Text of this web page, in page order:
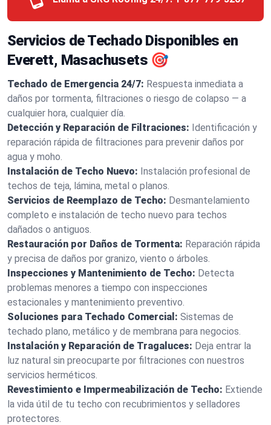
Servicios de Techado Disponibles en
Everett, Masachusets 🎯
Techado de Emergencia 24/7: Respuesta inmediata a
daños por tormenta, filtraciones o riesgo de colapso — a
cualquier hora, cualquier día.
Detección y Reparación de Filtraciones: Identificación y
reparación rápida de filtraciones para prevenir daños por
agua y moho.
Instalación de Techo Nuevo: Instalación profesional de
techos de teja, lámina, metal o planos.
Servicios de Reemplazo de Techo: Desmantelamiento
completo e instalación de techo nuevo para techos
dañados o antiguos.
Restauración por Daños de Tormenta: Reparación rápida
y precisa de daños por granizo, viento o árboles.
Inspecciones y Mantenimiento de Techo: Detecta
problemas menores a tiempo con inspecciones
estacionales y mantenimiento preventivo.
Soluciones para Techado Comercial: Sistemas de
techado plano, metálico y de membrana para negocios.
Instalación y Reparación de Tragaluces: Deja entrar la
luz natural sin preocuparte por filtraciones con nuestros
servicios herméticos.
Revestimiento e Impermeabilización de Techo: Extiende
la vida útil de tu techo con recubrimientos y selladores
protectores.